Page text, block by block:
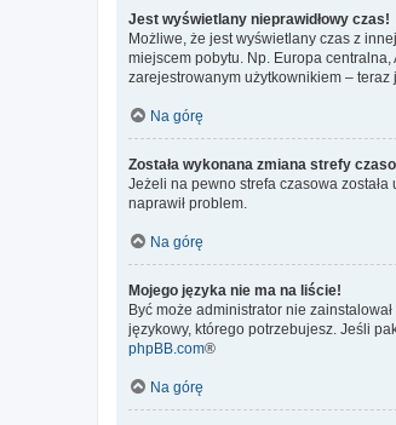
Jest wyświetlany nieprawidłowy czas!
Możliwe, że jest wyświetlany czas z
miejscem pobytu. Np. Europa
zarejestrowanym użytkownikiem – teraz
Na górę
Została wykonana zmiana strefy
Jeżeli na pewno strefa czasowa
naprawił problem.
Na górę
Mojego języka nie ma na liście!
Być może administrator nie
językowy, którego potrzebujesz. Jeśli
phpBB.com®
Na górę